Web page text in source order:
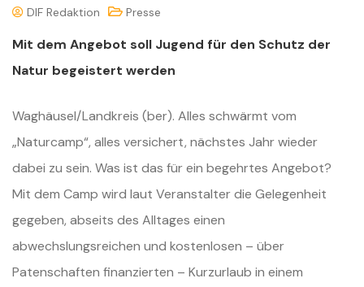
DIF Redaktion Presse
Mit dem Angebot soll Jugend für den Schutz der
Natur begeistert werden
Waghäusel/Landkreis (ber). Alles schwärmt vom
„Naturcamp“, alles versichert, nächstes Jahr wieder
dabei zu sein. Was ist das für ein begehrtes Angebot?
Mit dem Camp wird laut Veranstalter die Gelegenheit
gegeben, abseits des Alltages einen
abwechslungsreichen und kostenlosen – über
Patenschaften finanzierten – Kurzurlaub in einem